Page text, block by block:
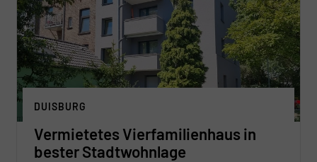
DUISBURG
Vermietetes Vierfamilienhaus in
bester Stadtwohnlage